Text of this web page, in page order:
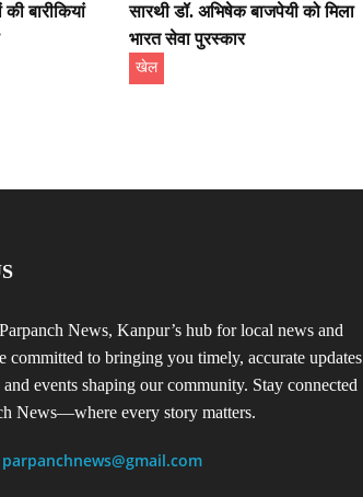
बारीकियां
सारथी डॉ. अभिषेक बाजपेयी को मिला
भारत सेवा पुरस्कार
खेल
News, Kanpur’s hub for local news and
committed to bringing you timely, accurate updates
and events shaping our community. Stay connected
News—where every story matters.
parpanchnews@gmail.com